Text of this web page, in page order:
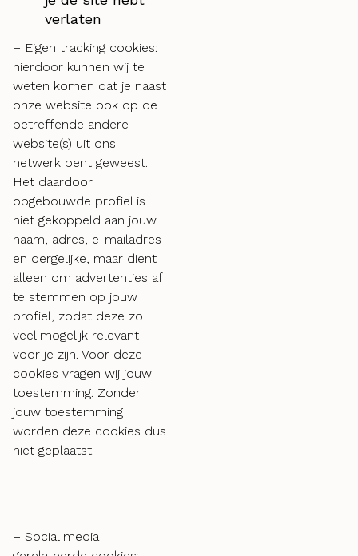
verlaten
– Eigen tracking cookies:
hierdoor kunnen wij te
weten komen dat je naast
onze website ook op de
betreffende andere
website(s) uit ons
netwerk bent geweest.
Het daardoor
opgebouwde profiel is
niet gekoppeld aan jouw
naam, adres, e-mailadres
en dergelijke, maar dient
alleen om advertenties af
te stemmen op jouw
profiel, zodat deze zo
veel mogelijk relevant
voor je zijn. Voor deze
cookies vragen wij jouw
toestemming. Zonder
jouw toestemming
worden deze cookies dus
niet geplaatst.
– Social media